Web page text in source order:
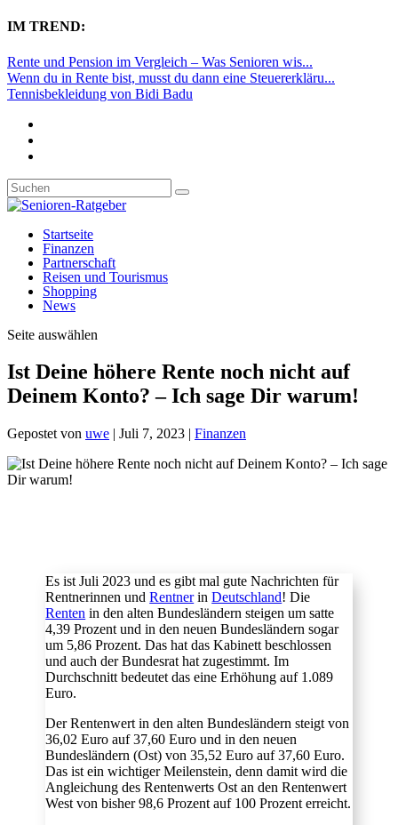
IM TREND:
Rente und Pension im Vergleich – Was Senioren wis...
Wenn du in Rente bist, musst du dann eine Steuererkläru...
Tennisbekleidung von Bidi Badu
Startseite
Finanzen
Partnerschaft
Reisen und Tourismus
Shopping
News
Seite auswählen
Ist Deine höhere Rente noch nicht auf
Deinem Konto? – Ich sage Dir warum!
Gepostet von uwe | Juli 7, 2023 | Finanzen
Es ist Juli 2023 und es gibt mal gute Nachrichten für
Rentnerinnen undRentnerinDeutschland! Die
Renten in den alten Bundesländern steigen um satte
4,39 Prozent und in den neuen Bundesländern sogar
um 5,86 Prozent. Das hat das Kabinett beschlossen
und auch der Bundesrat hat zugestimmt. Im
Durchschnitt bedeutet das eine Erhöhung auf 1.089
Euro.
Der Rentenwert in den alten Bundesländern steigt von
36,02 Euro auf 37,60 Euro und in den neuen
Bundesländern (Ost) von 35,52 Euro auf 37,60 Euro.
Das ist ein wichtiger Meilenstein, denn damit wird die
Angleichung des Rentenwerts Ost an den Rentenwert
West von bisher 98,6 Prozent auf 100 Prozent erreicht.